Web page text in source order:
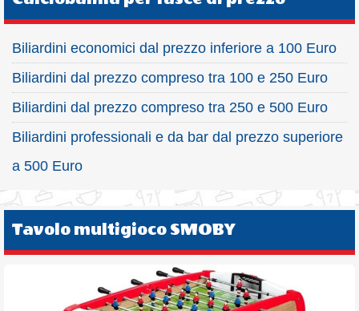
Biliardini economici dal prezzo inferiore a 100 Euro
Biliardini dal prezzo compreso tra 100 e 250 Euro
Biliardini dal prezzo compreso tra 250 e 500 Euro
Biliardini professionali e da bar dal prezzo superiore
a 500 Euro
Tavolo multigioco SMOBY